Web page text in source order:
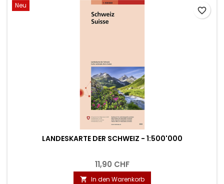
Neu
LANDESKARTE DER SCHWEIZ - 1:500'000
11,90 CHF
 In den Warenkorb
favorite_border